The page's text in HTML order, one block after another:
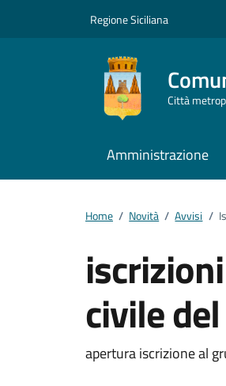
Regione Siciliana
Città
Amministrazione
Home / Novità / Avvisi /
civile
Dettagli
apertura iscrizione al